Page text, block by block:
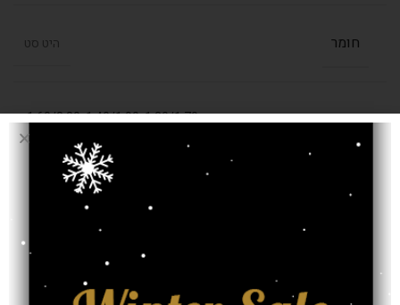
חומר היט סט
בחרו מידה (מטר) 1.20/1.70
,
1.40/1.90
,
1.60/2.30
,
2.00/2.90